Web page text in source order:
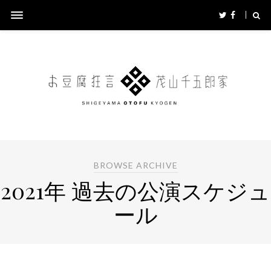
BROWSE ARCHIVE
2021年 過去の公演スケジュ
ール